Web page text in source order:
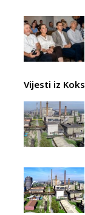
Vijesti iz